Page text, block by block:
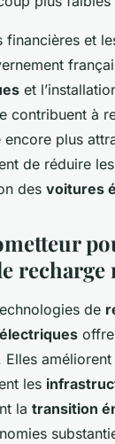
financières et
et
contribuent à
plus
de réduire
des voitures
recharge
de
améliorent
les
la transition